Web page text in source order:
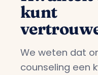
kunt
We weten dat
counseling een